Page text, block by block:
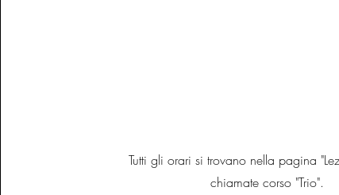
Tutti gli orari si trovano nella pagina
chiamate corso "Trio".